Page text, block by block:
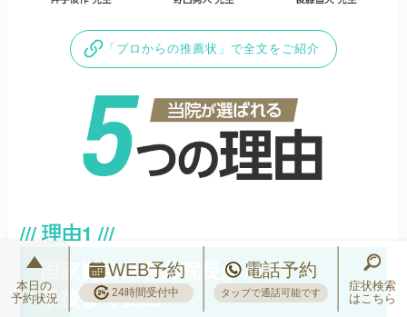
「プロからの推薦状」で全文をご紹介
国家資格保有の院長が
最後まで担当
本日の
予約状況
WEB予約
24時間受付中
電話予約
タップで通話可能です
症状検索
はこちら